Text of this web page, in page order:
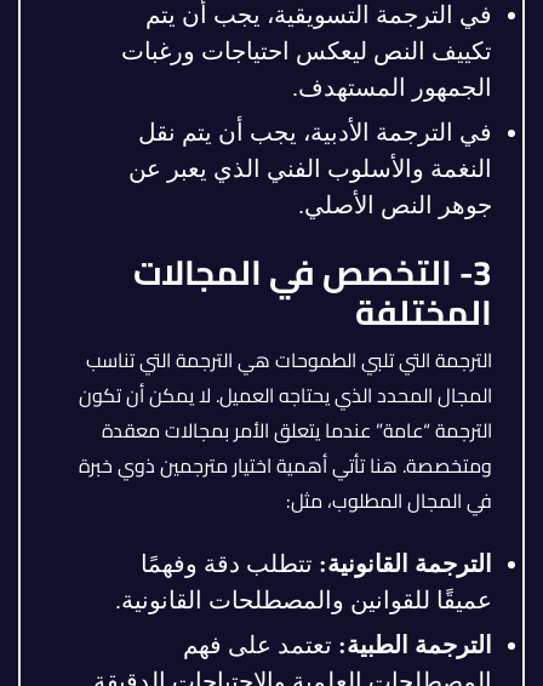
في الترجمة التسويقية، يجب أن يتم
تكييف النص ليعكس احتياجات ورغبات
الجمهور المستهدف.
في الترجمة الأدبية، يجب أن يتم نقل
النغمة والأسلوب الفني الذي يعبر عن
جوهر النص الأصلي.
3- التخصص في المجالات
المختلفة
الترجمة التي تلبي الطموحات هي الترجمة التي تناسب
المجال المحدد الذي يحتاجه العميل. لا يمكن أن تكون
الترجمة “عامة” عندما يتعلق الأمر بمجالات معقدة
ومتخصصة. هنا تأتي أهمية اختيار مترجمين ذوي خبرة
في المجال المطلوب، مثل:
الترجمة القانونية: تتطلب دقة وفهمًا
عميقًا للقوانين والمصطلحات القانونية.
الترجمة الطبية: تعتمد على فهم